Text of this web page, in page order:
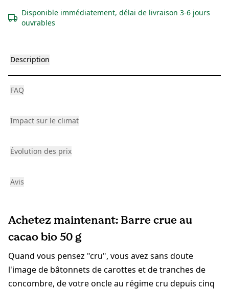
Disponible immédiatement, délai de livraison 3-6 jours
ouvrables
Description
FAQ
Impact sur le climat
Évolution des prix
Avis
Achetez maintenant: Barre crue au
cacao bio 50 g
Quand vous pensez "cru", vous avez sans doute
l'image de bâtonnets de carottes et de tranches de
concombre, de votre oncle au régime cru depuis cinq